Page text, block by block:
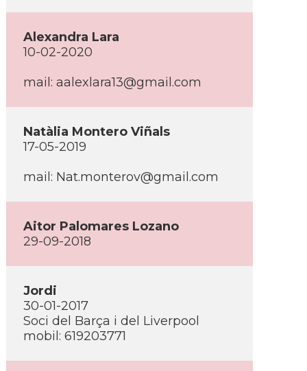
Alexandra Lara
10-02-2020
mail: aalexlara13@gmail.com
Natàlia Montero Viñals
17-05-2019
mail: Nat.monterov@gmail.com
Aitor Palomares Lozano
29-09-2018
Jordi
30-01-2017
Soci del Barça i del Liverpool
mobil: 619203771